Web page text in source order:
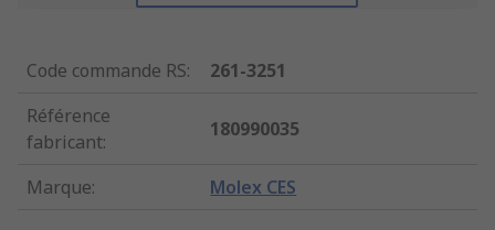
Code commande RS:
261-3251
Référence
fabricant:
180990035
Marque: Molex CES